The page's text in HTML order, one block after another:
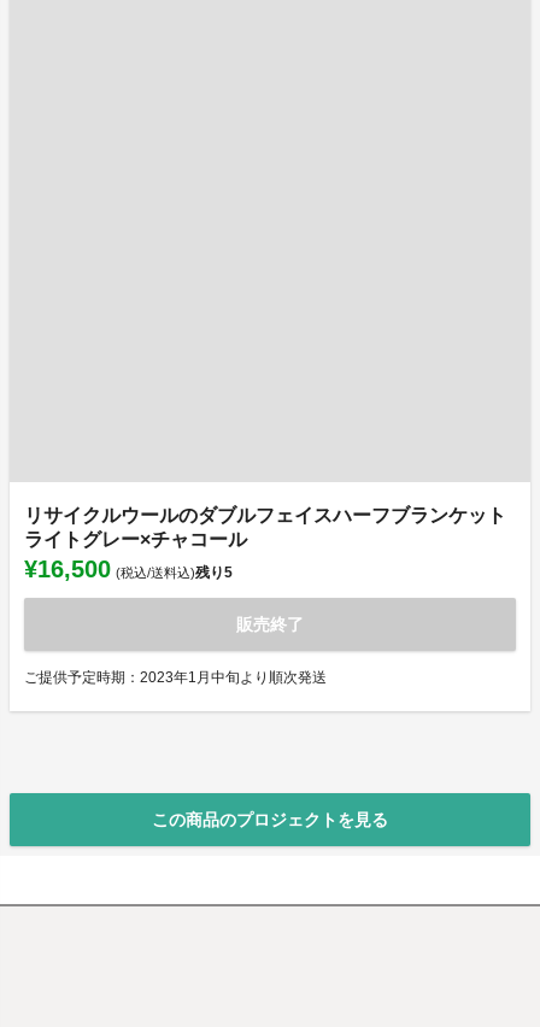
リサイクルウールのダブルフェイスハーフブランケット
ライトグレー×チャコール
¥16,500 (税込/送料込)残り5
販売終了
ご提供予定時期：2023年1月中旬より順次発送
この商品のプロジェクトを見る